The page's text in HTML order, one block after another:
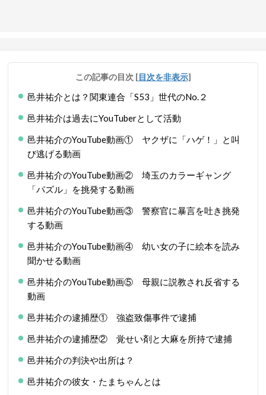
この記事の目次 [目次を非表示]
邑井祐介とは？関東連合「S53」世代のNo.２
邑井祐介は過去にYouTuberとして活動
邑井祐介のYouTube動画① ヤクザに「ハゲ！」と叫
び逃げる動画
邑井祐介のYouTube動画② 埼玉のカラーギャング
「パズル」を挑発する動画
邑井祐介のYouTube動画③ 警察官に暴言を吐き挑発
する動画
邑井祐介のYouTube動画④ 幼い女の子に絵本を読み
聞かせる動画
邑井祐介のYouTube動画⑤ 母親に説教され反省する
動画
邑井祐介の逮捕歴① 強盗致傷事件で逮捕
邑井祐介の逮捕歴② 覚せい剤と大麻を所持で逮捕
邑井祐介の判決や出所は？
邑井祐介の彼女・たまちゃんとは